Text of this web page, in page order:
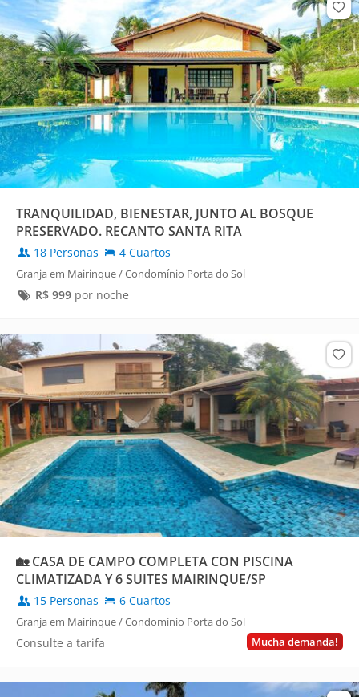
TRANQUILIDAD, BIENESTAR, JUNTO AL BOSQUE
PRESERVADO. RECANTO SANTA RITA
18 Personas 4 Cuartos
Granja em Mairinque / Condomínio Porta do Sol
R$ 999por noche
🏡 CASA DE CAMPO COMPLETA CON PISCINA
CLIMATIZADA Y 6 SUITES MAIRINQUE/SP
15 Personas 6 Cuartos
Granja em Mairinque / Condomínio Porta do Sol
Mucha demanda!
Consulte a tarifa